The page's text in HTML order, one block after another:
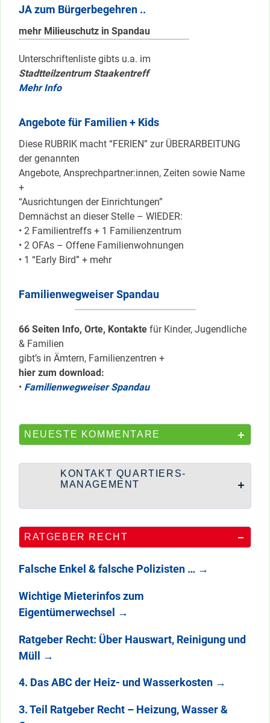
JA zum Bürgerbegehren ..
mehr Milieuschutz in Spandau
Unterschriftenliste gibts u.a. im
Stadtteilzentrum Staakentreff
Mehr Info
Angebote für Familien + Kids
Diese RUBRIK macht “FERIEN” zur ÜBERARBEITUNG
der genannten
Angebote, Ansprechpartner:innen, Zeiten sowie Name
+
“Ausrichtungen der Einrichtungen”
Demnächst an dieser Stelle – WIEDER:
• 2 Familientreffs + 1 Familienzentrum
• 2 OFAs – Offene Familienwohnungen
• 1 “Early Bird” + mehr
Familienwegweiser Spandau
66 Seiten Info, Orte, Kontakte für Kinder, Jugendliche
& Familien
gibt’s in Ämtern, Familienzentren +
hier zum download:
• Familienwegweiser Spandau
NEUESTE KOMMENTARE
KONTAKT QUARTIERS-
MANAGEMENT
RATGEBER RECHT
Falsche Enkel & falsche Polizisten … →
Wichtige Mieterinfos zum
Eigentümerwechsel →
Ratgeber Recht: Über Hauswart, Reinigung und
Müll →
4. Das ABC der Heiz- und Wasserkosten →
3. Teil Ratgeber Recht – Heizung, Wasser &